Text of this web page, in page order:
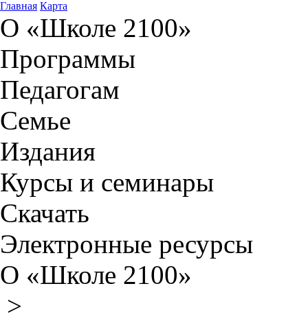
Главная Карта
О «Школе 2100»
Программы
Педагогам
Семье
Издания
Курсы и семинары
Скачать
Электронные ресурсы
О «Школе 2100»
>